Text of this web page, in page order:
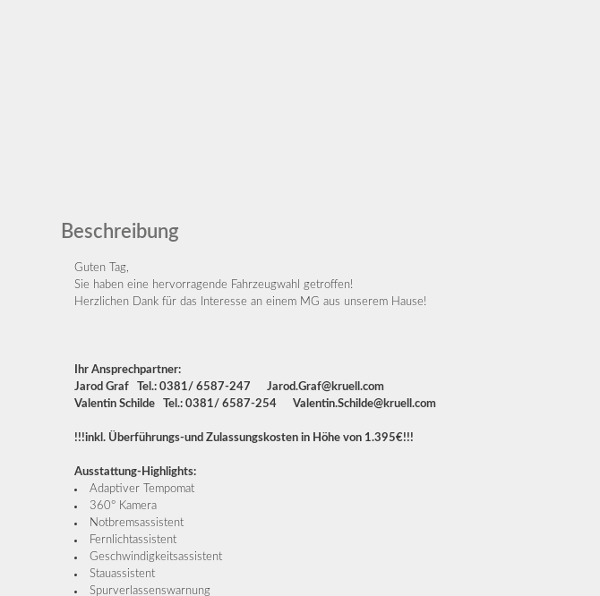
Beschreibung
Guten Tag,
Sie haben eine hervorragende Fahrzeugwahl getroffen!
Herzlichen Dank für das Interesse an einem MG aus unserem Hause!
Ihr Ansprechpartner:
Jarod Graf Tel.: 0381/ 6587-247 Jarod.Graf@kruell.com
Valentin Schilde Tel.: 0381/ 6587-254 Valentin.Schilde@kruell.com
!!!inkl. Überführungs-und Zulassungskosten in Höhe von 1.395€!!!
Ausstattung-Highlights:
Adaptiver Tempomat
360° Kamera
Notbremsassistent
Fernlichtassistent
Geschwindigkeitsassistent
Stauassistent
Spurverlassenswarnung